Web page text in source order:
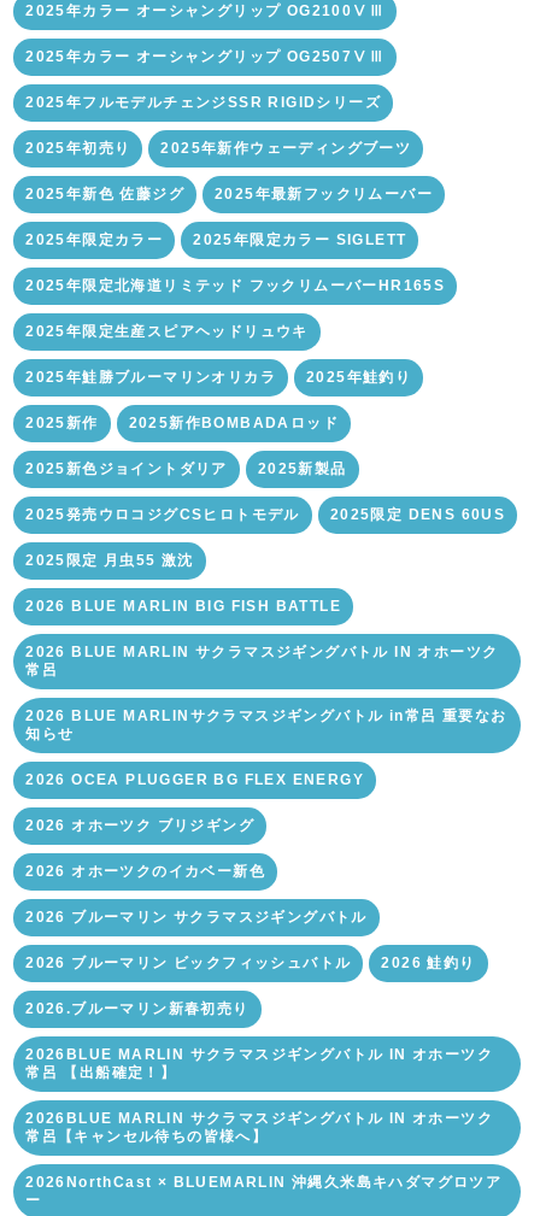
2025年カラー オーシャングリップ OG2100ⅤⅢ
2025年カラー オーシャングリップ OG2507ⅤⅢ
2025年フルモデルチェンジSSR RIGIDシリーズ
2025年初売り 2025年新作ウェーディングブーツ
2025年新色 佐藤ジグ 2025年最新フックリムーバー
2025年限定カラー 2025年限定カラー SIGLETT
2025年限定北海道リミテッド フックリムーバーHR165S
2025年限定生産スピアヘッドリュウキ
2025年鮭勝ブルーマリンオリカラ 2025年鮭釣り
2025新作 2025新作BOMBADAロッド
2025新色ジョイントダリア 2025新製品
2025発売ウロコジグCSヒロトモデル 2025限定 DENS 60US
2025限定 月虫55 激沈
2026 BLUE MARLIN BIG FISH BATTLE
2026 BLUE MARLIN サクラマスジギングバトル IN オホーツク
常呂
2026 BLUE MARLINサクラマスジギングバトル in常呂 重要なお
知らせ
2026 OCEA PLUGGER BG FLEX ENERGY
2026 オホーツク ブリジギング
2026 オホーツクのイカベー新色
2026 ブルーマリン サクラマスジギングバトル
2026 ブルーマリン ビックフィッシュバトル 2026 鮭釣り
2026.ブルーマリン新春初売り
2026BLUE MARLIN サクラマスジギングバトル IN オホーツク
常呂 【出船確定！】
2026BLUE MARLIN サクラマスジギングバトル IN オホーツク
常呂【キャンセル待ちの皆様へ】
2026NorthCast × BLUEMARLIN 沖縄久米島キハダマグロツア
ー